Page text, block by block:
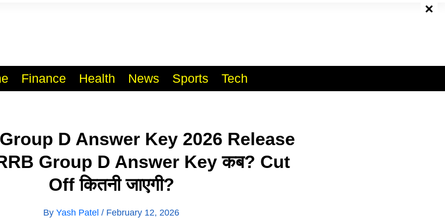
Finance Health News Sports Tech
D Answer Key 2026 Release
Group D Answer Key कब? Cut
Off कितनी जाएगी?
By Yash Patel / February 12, 2026